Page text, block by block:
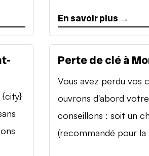
En savoir plus →
Perte de clé à
Vous avez perdu vos
ouvrons d'abord
conseillons : soit un
(recommandé pour la